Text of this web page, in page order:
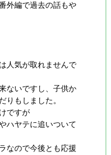
外編で過去の話もや
人気が取れませんで
ないですし、子供か
りもしました。
ですが
ハヤテに追いついて
なので今後とも応援